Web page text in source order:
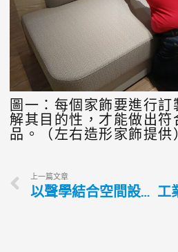
圖一：每個家飾要進行訂
解其目的性，才能做出符
品。（左右造形家飾提供
上一篇文章
以聲學結合空間設計 清楚掌握屋內狀況